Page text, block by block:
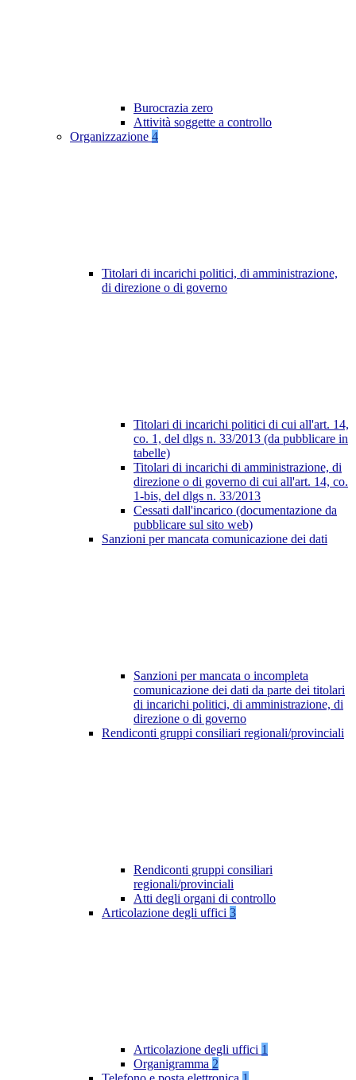
Burocrazia zero
Attività soggette a controllo
Organizzazione 4
Titolari di incarichi politici, di amministrazione,
di direzione o di governo
Titolari di incarichi politici di cui all'art. 14,
co. 1, del dlgs n. 33/2013 (da pubblicare in
tabelle)
Titolari di incarichi di amministrazione, di
direzione o di governo di cui all'art. 14, co.
1-bis, del dlgs n. 33/2013
Cessati dall'incarico (documentazione da
pubblicare sul sito web)
Sanzioni per mancata comunicazione dei dati
Sanzioni per mancata o incompleta
comunicazione dei dati da parte dei titolari
di incarichi politici, di amministrazione, di
direzione o di governo
Rendiconti gruppi consiliari regionali/provinciali
Rendiconti gruppi consiliari
regionali/provinciali
Atti degli organi di controllo
Articolazione degli uffici 3
Articolazione degli uffici 1
Organigramma 2